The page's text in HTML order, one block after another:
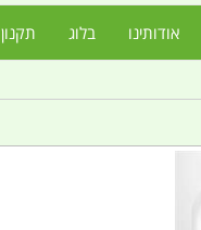
אודותינו בלוג תקנון